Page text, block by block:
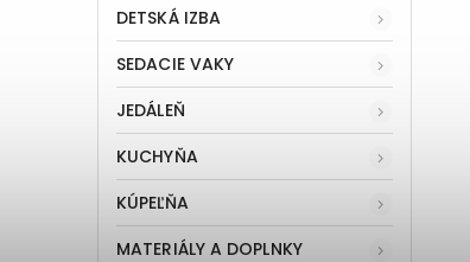
DETSKÁ IZBA
SEDACIE VAKY
JEDÁLEŇ
KUCHYŇA
KÚPEĽŇA
MATERIÁLY A DOPLNKY